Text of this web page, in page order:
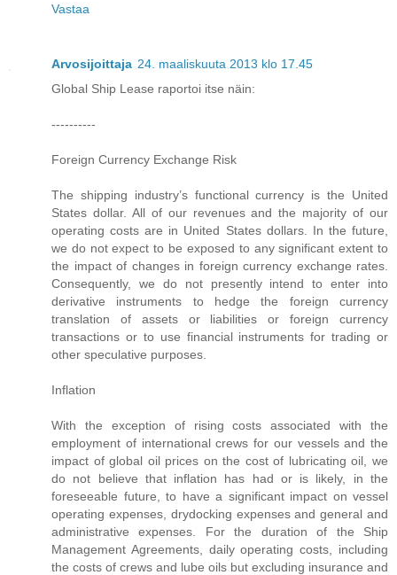
Vastaa
Arvosijoittaja 24. maaliskuuta 2013 klo 17.45
Global Ship Lease raportoi itse näin:
----------
Foreign Currency Exchange Risk
The shipping industry’s functional currency is the United
States dollar. All of our revenues and the majority of our
operating costs are in United States dollars. In the future,
we do not expect to be exposed to any significant extent to
the impact of changes in foreign currency exchange rates.
Consequently, we do not presently intend to enter into
derivative instruments to hedge the foreign currency
translation of assets or liabilities or foreign currency
transactions or to use financial instruments for trading or
other speculative purposes.
Inflation
With the exception of rising costs associated with the
employment of international crews for our vessels and the
impact of global oil prices on the cost of lubricating oil, we
do not believe that inflation has had or is likely, in the
foreseeable future, to have a significant impact on vessel
operating expenses, drydocking expenses and general and
administrative expenses. For the duration of the Ship
Management Agreements, daily operating costs, including
the costs of crews and lube oils but excluding insurance and